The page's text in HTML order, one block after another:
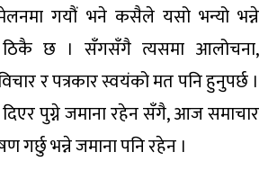
गयौं भने कसैले यसो भन्यो भन्ने
ठिकै छ । सँगसँगै त्यसमा आलोचना,
र पत्रकार स्वयंको मत पनि हुनुपर्छ ।
दिएर पुग्ने जमाना रहेन सँगै, आज समाचार
गर्छु भन्ने जमाना पनि रहेन ।